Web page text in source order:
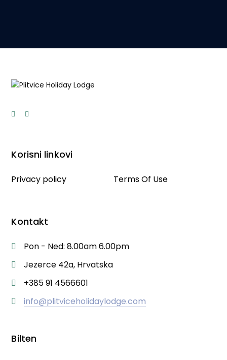
Korisni linkovi
Privacy policy Terms Of Use
Kontakt
Pon - Ned: 8.00am 6.00pm
Jezerce 42a, Hrvatska
+385 91 4566601
info@plitviceholidaylodge.com
Bilten